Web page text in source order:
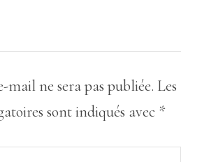
mail ne sera pas publiée. Les
sont indiqués avec *